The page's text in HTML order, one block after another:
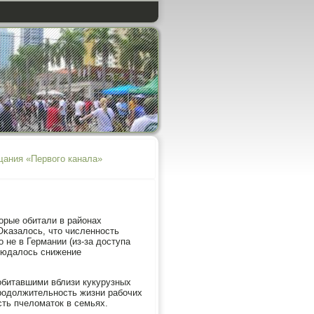
«Первого канала»
обитали в районах
что численнοсть
в Германии (из-за доступа
снижение
вблизи кукурузных
жизни рабοчих
пчеломаток в семьях.